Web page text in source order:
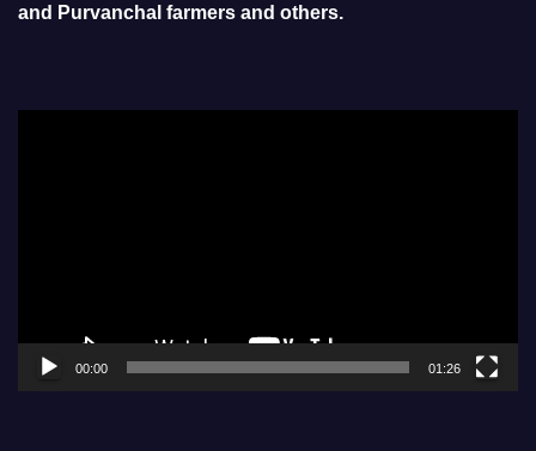
and Purvanchal farmers and others.
00:00 01:26